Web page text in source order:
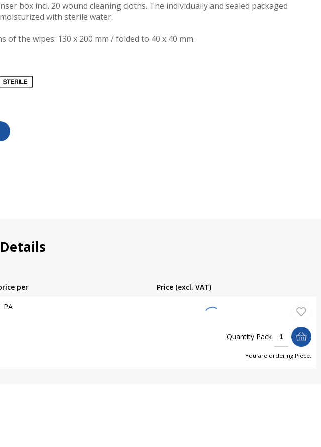
box incl. 20 wound cleaning cloths. The individually and sealed packaged
with sterile water.
of the wipes: 130 x 200 mm / folded to 40 x 40 mm.
per Price (excl. VAT)
PA
Quantity Pack
You are ordering Piece.